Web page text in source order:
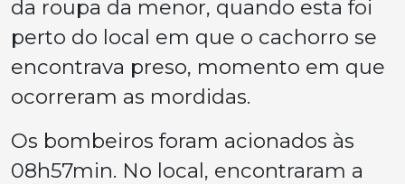
da roupa da menor, quando esta foi
perto do local em que o cachorro se
encontrava preso, momento em que
ocorreram as mordidas.
Os bombeiros foram acionados às
08h57min. No local, encontraram a